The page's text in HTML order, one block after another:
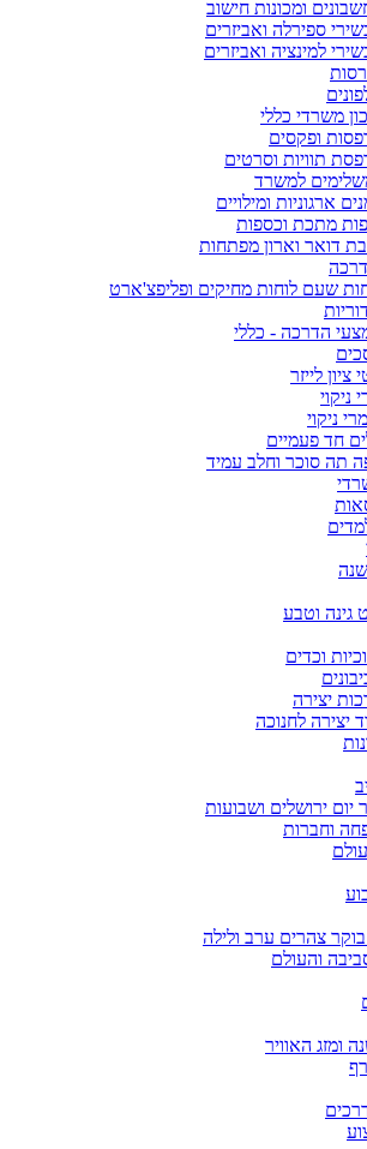
ומכונות חישוב
ספירלה ואביזרים
למינציה ואביזרים
משרדי כללי
ופקסים
תוויות וסרטים
למשרד
ארגוניות ומילויים
מתכת וכספות
דואר וארון מפתחות
שעם לוחות מחיקים ופליפצ'ארט
הדרכה - כללי
ציון לייזר
ניקוי
ניקוי
חד פעמיים
תה סוכר וחלב עמיד
גינה וטבע
וכדים
יצירה
יצירה לחנוכה
יום ירושלים ושבועות
וחברות
צהרים ערב ולילה
והעולם
ומזג האוויר